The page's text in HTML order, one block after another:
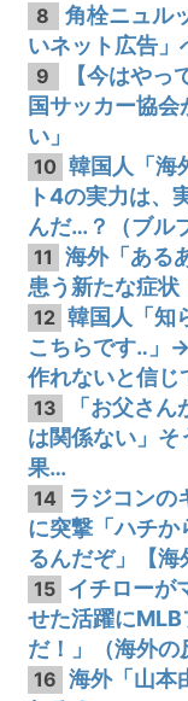
8
角栓ニュル
いネット広告
9
【今はや
国サッカー協
い」
10 韓国人「海
ト4の実力は、
んだ…？（ブル
11
海外「ある
患う新たな症状
12 韓国人「知
こちらです‥」
作れないと信じ
13
「お父さ
は関係ない」
果…
14
ラジコンの
に突撃「ハチ
るんだぞ」【海
15 イチローが
せた活躍に
だ！」（海外の
16 海外「山本